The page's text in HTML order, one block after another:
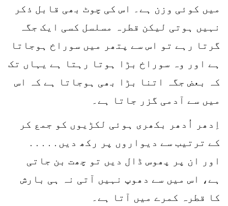
میں کوئی وزن ہے۔ اس کی چوٹ بھی قابل ذکر
نہیں ہوتی لیکن قطرہ مسلسل کسی ایک جگہ
گرتا رہے تو اس سے پتھر میں سوراخ ہوجاتا
ہے اور وہ سوراخ بڑا ہوتا رہتا ہے یہاں تک
کہ بعض جگہ اتنا بڑا بھی ہوجاتا ہے کہ اس
میں سے آدمی گزر جاتا ہے۔
اِدھر اُدھر بکھری ہوئی لکڑیوں کو جمع کر
کے ترتیب سے دیواروں پر رکھ دیں․․․․․
اور ان پر پھوس ڈال دیں تو چھت بن جاتی
ہے، اس میں سے دھوپ نہیں آتی نہ ہی بارش
کا قطرہ کمرے میں آتا ہے۔